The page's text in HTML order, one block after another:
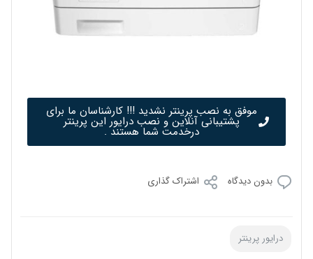
موفق به نصب پرینتر نشدید !!! کارشناسان ما برای
پشتیبانی آنلاین و نصب درایور این پرینتر
درخدمت شما هستند .
بدون دیدگاه اشتراک گذاری
درایور پرینتر